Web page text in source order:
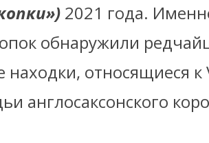
2021 года.
обнаружили
относящиеся к
англосаксонского